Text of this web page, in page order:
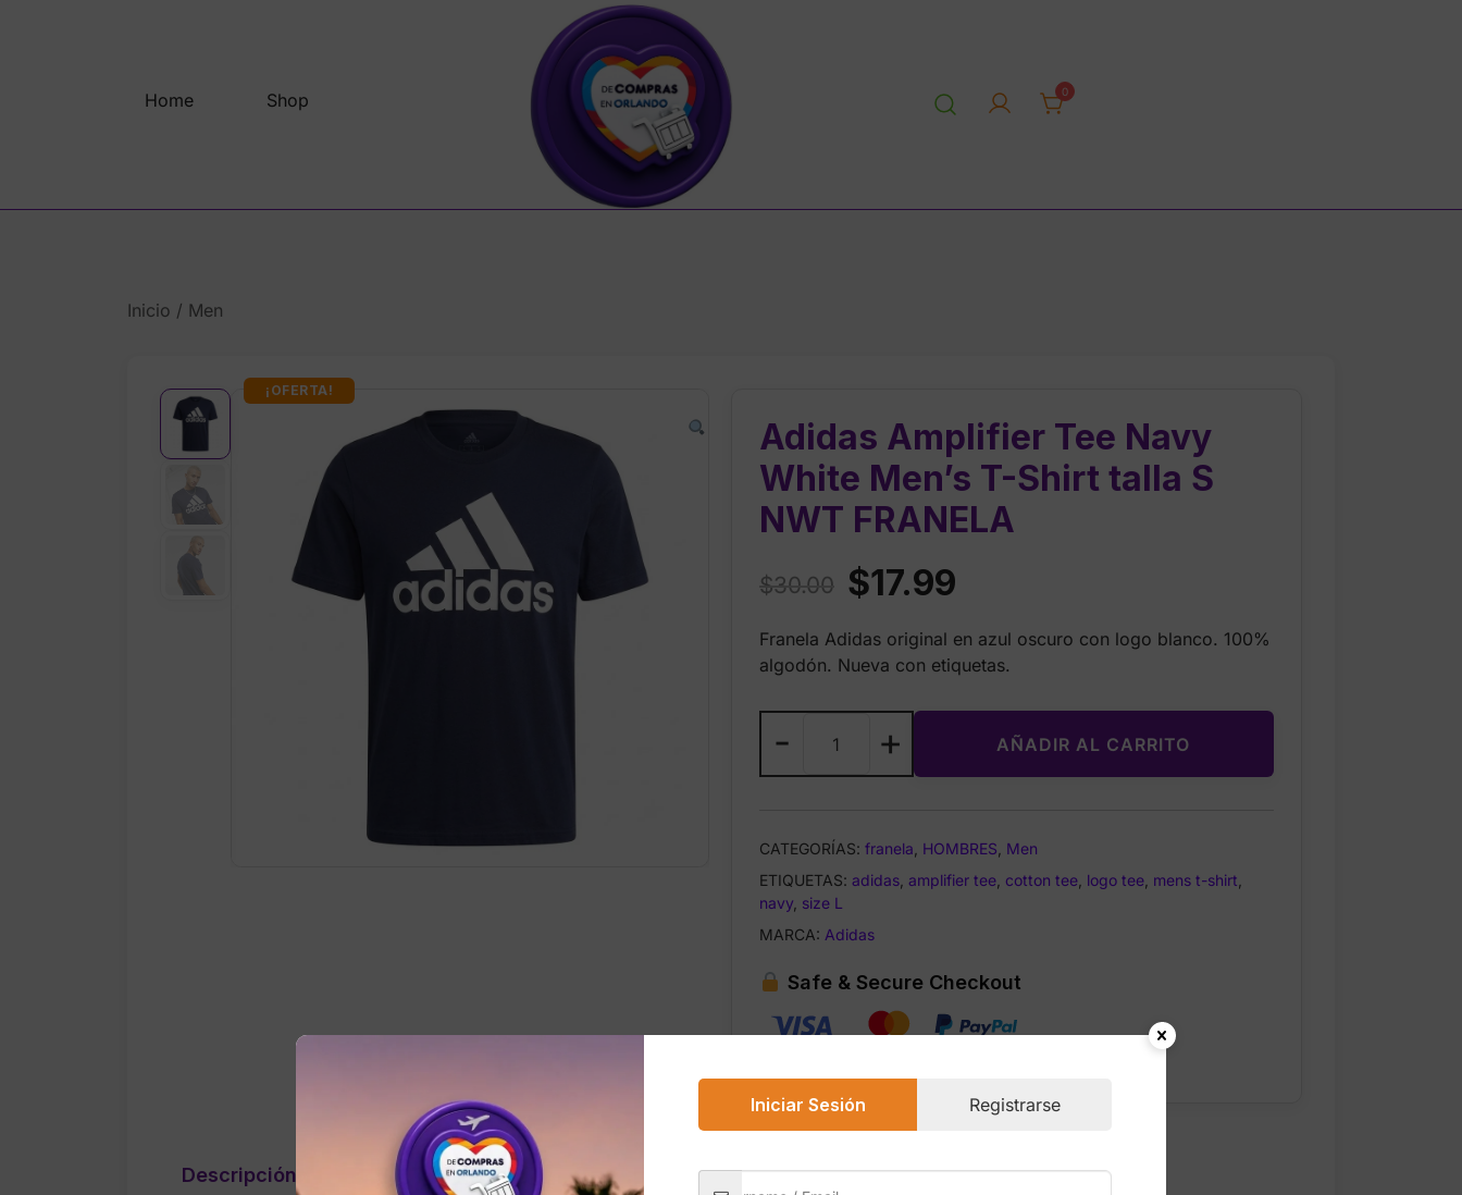
Home
Shop 0
Inicio / Men
¡OFERTA!
Adidas Amplifier Tee Navy
White Men’s T-Shirt talla S
NWT FRANELA
$30.00 Original
was:
$17.99
is:
Franela Adidas original en azul oscuro con logo blanco. 100%
algodón. Nueva con etiquetas.
-
Amplifier
Tee
Men’s
T-
Shirt
talla
NWT
FRANELA
cantidad
+ AÑADIR AL CARRITO
CATEGORÍAS: franela HOMBRES Men
ETIQUETAS: adidas amplifier tee cotton tee logo tee mens t-shirt
navy size L
MARCA: Adidas
Safe & Secure Checkout
Descripción Valoraciones (0)
Iniciar Sesión Registrarse